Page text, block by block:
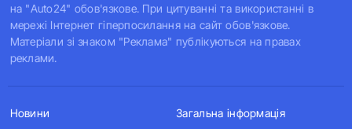
на "Auto24" обов'язкове. При цитуванні та використанні в
мережі Інтернет гіперпосилання на сайт обов'язкове.
Матеріали зі знаком "Реклама" публікуються на правах
реклами.
Новини Загальна інформація